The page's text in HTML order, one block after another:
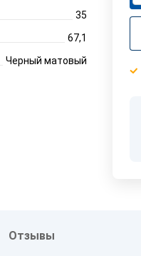
35
67,1
Черный матовый
Отзывы